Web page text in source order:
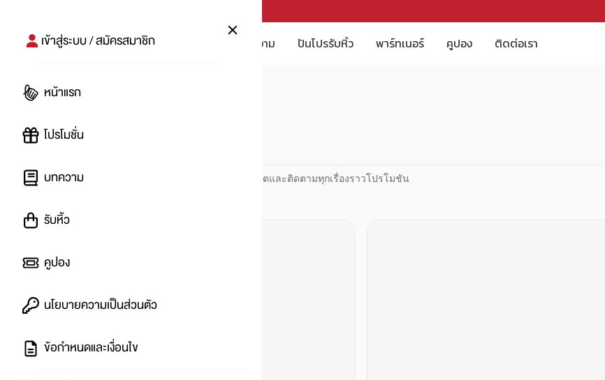
บทความ ปันโปรรับหิ้ว พาร์ทเนอร์ คูปอง ติดต่อเรา
เข้าสู่ระบบ / สมัครสมาชิก
หน้าแรก
โปรโมชั่น
บทความ
รับหิ้ว
คูปอง
นโยบายความเป็นส่วนตัว
ข้อกำหนดและเงื่อนไข
#
ปันโปร PUNPRO ที่ 1 ด้านโปรโมชัน อัปเดตและติดตามทุกเรื่องราวโปรโมชัน